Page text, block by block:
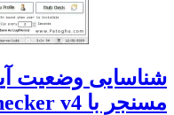
شناسایی وضعیت
مسنجر با Yahoo Invisible Checker v4